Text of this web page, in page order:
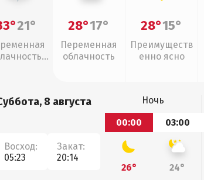
21° 28°17°
Переменная
облачность
28°15°
Преимуществ
енно ясно
8 августа
Восход:
05:23
Закат:
20:14
Ночь
00:00
03:00
26° 24°